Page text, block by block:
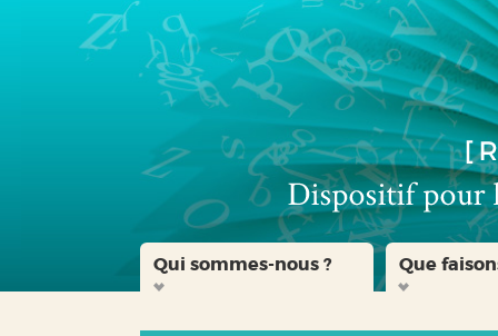
Qui sommes-nous ? Que